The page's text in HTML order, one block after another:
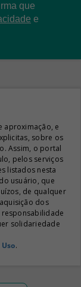
que
e
aproximação, e
sobre os
Assim, o portal
pelos serviços
listados nesta
usuário, que
de qualquer
dos
solidariedade
.